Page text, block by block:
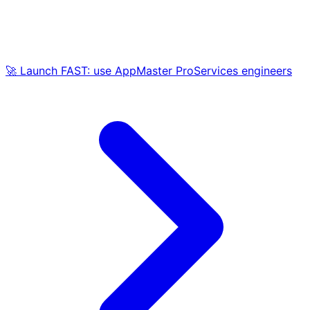
🚀 Launch FAST: use AppMaster ProServices engineers